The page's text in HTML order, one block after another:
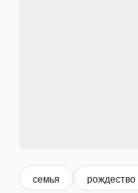
семья рождество